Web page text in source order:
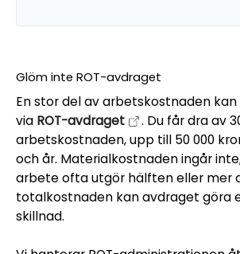
Glöm inte ROT-avdraget
En stor del av arbetskostnaden
via ROT-avdraget
. Du får dra av
arbetskostnaden, upp till 50 000
och år. Materialkostnaden ingår
arbete ofta utgör hälften eller mer
totalkostnaden kan avdraget göra
skillnad.